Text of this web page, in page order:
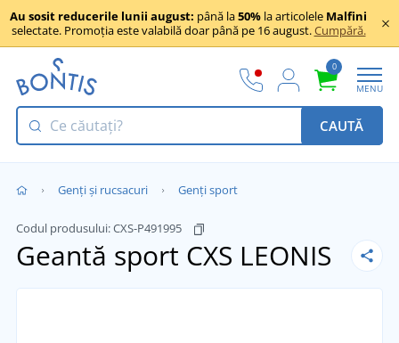
Au sosit reducerile lunii august: până la50% la articolele Malfini
selectate. Promoția este valabilă doar până pe 16 august.Cumpără.
0
MENU
CAUTĂ
Genți și rucsacuri Genți sport
Codul produsului:CXS-P491995
Geantă sport CXS LEONIS